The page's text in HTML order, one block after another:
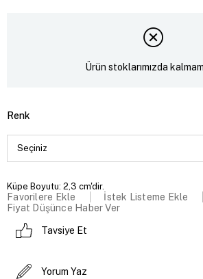
Ürün stoklarımızda
Renk
Küpe Boyutu: 2,3 cm'dir.
Favorilere Ekle
İstek Listeme Ekle
Fiyat Düşünce Haber Ver
Tavsiye Et
Yorum Yaz